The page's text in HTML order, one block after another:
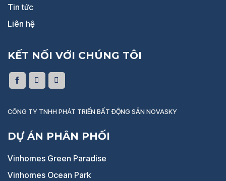
Tin tức
Liên hệ
KẾT NỐI VỚI CHÚNG TÔI
CÔNG TY TNHH PHÁT TRIỂN BẤT ĐỘNG SẢN NOVASKY
DỰ ÁN PHÂN PHỐI
Vinhomes Green Paradise
Vinhomes Ocean Park